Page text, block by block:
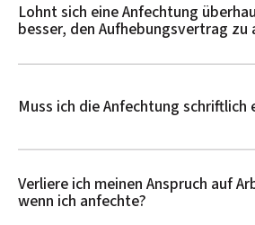
Lohnt sich eine Anfechtung
besser, den Aufhebungsvertrag zu
Muss ich die Anfechtung schriftlich
Verliere ich meinen Anspruch auf
wenn ich anfechte?